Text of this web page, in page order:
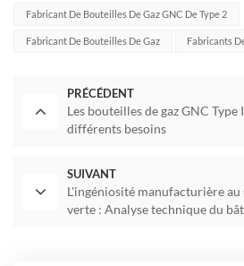
Fabricant De Bouteilles De Gaz GNC De Type 2
Fabricant De Bouteilles De Gaz Fabricants
PRÉCÉDENT
Les bouteilles de gaz GNC
différents besoins
SUIVANT
L'ingéniosité manufacturière
verte : Analyse technique du